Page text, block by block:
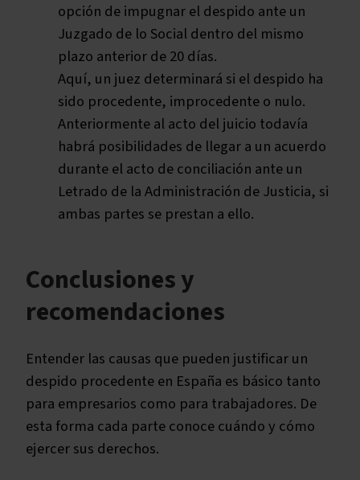
opción de impugnar el despido ante un
Juzgado de lo Social dentro del mismo
plazo anterior de 20 días.
Aquí, un juez determinará si el despido ha
sido procedente, improcedente o nulo.
Anteriormente al acto del juicio todavía
habrá posibilidades de llegar a un acuerdo
durante el acto de conciliación ante un
Letrado de la Administración de Justicia, si
ambas partes se prestan a ello.
Conclusiones y
recomendaciones
Entender las causas que pueden justificar un
despido procedente en España es básico tanto
para empresarios como para trabajadores. De
esta forma cada parte conoce cuándo y cómo
ejercer sus derechos.